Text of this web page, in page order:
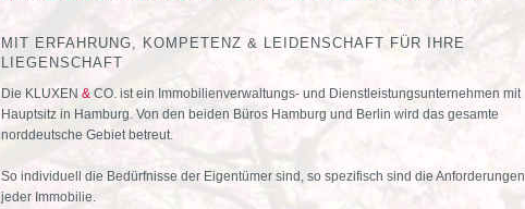
MIT ERFAHRUNG, KOMPETENZ & LEIDENSCHAFT FÜR IHRE
LIEGENSCHAFT
Die KLUXEN & CO. ist ein Immobilienverwaltungs- und Dienstleistungsunternehmen mit
Hauptsitz in Hamburg. Von den beiden Büros Hamburg und Berlin wird das gesamte
norddeutsche Gebiet betreut.
So individuell die Bedürfnisse der Eigentümer sind, so spezifisch sind die Anforderungen
jeder Immobilie.